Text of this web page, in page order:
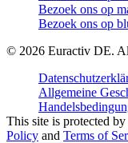
Bezoek ons op
Bezoek ons op
© 2026 Euractiv DE.
Allgemeine
This site is protected
Policy and Terms of